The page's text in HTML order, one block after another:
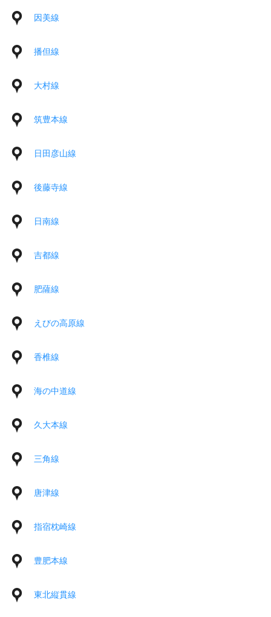
因美線
播但線
大村線
筑豊本線
日田彦山線
後藤寺線
日南線
吉都線
肥薩線
えびの高原線
香椎線
海の中道線
久大本線
三角線
唐津線
指宿枕崎線
豊肥本線
東北縦貫線